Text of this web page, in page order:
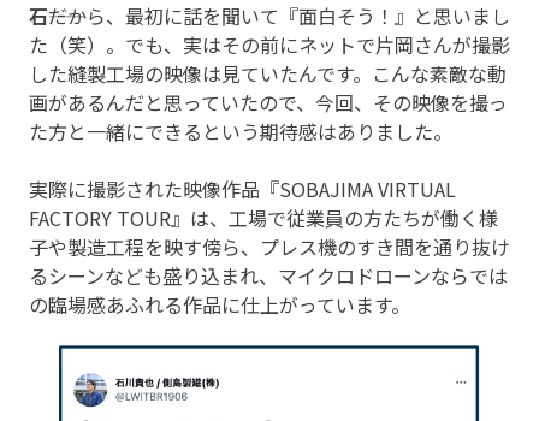
石――だから、最初に話を聞いて『面白そう！』と思いまし
た（笑）。でも、実はその前にネットで片岡さんが撮影
した縫製工場の映像は見ていたんです。こんな素敵な動
画があるんだと思っていたので、今回、その映像を撮っ
た方と一緒にできるという期待感はありました。
実際に撮影された映像作品『SOBAJIMA VIRTUAL
FACTORY TOUR』は、工場で従業員の方たちが働く様
子や製造工程を映す傍ら、プレス機のすき間を通り抜け
るシーンなども盛り込まれ、マイクロドローンならでは
の臨場感あふれる作品に仕上がっています。